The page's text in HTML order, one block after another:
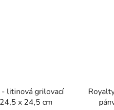
- litinová grilovací
x 24,5 cm